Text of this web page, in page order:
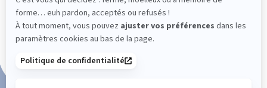
Paiement en 3x ou 4x sans frais